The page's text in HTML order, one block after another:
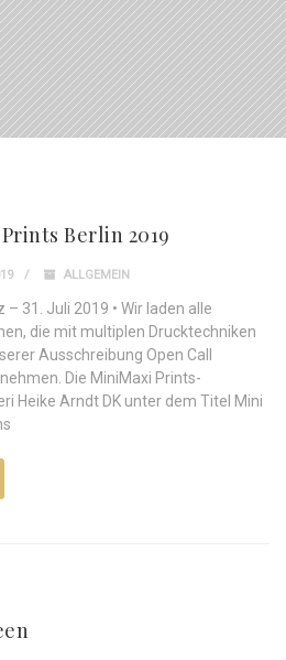
Berlin 2019
ALLGEMEIN
31. Juli 2019 • Wir laden alle
die mit multiplen Drucktechniken
Ausschreibung Open Call
Die MiniMaxi Prints-
Heike Arndt DK unter dem Titel Mini